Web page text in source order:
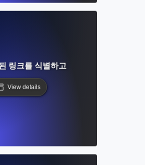
링크를 식별하고 새로운 연구를 구축
View details